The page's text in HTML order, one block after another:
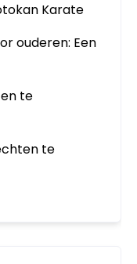
Karate
ouderen: Een
te
te